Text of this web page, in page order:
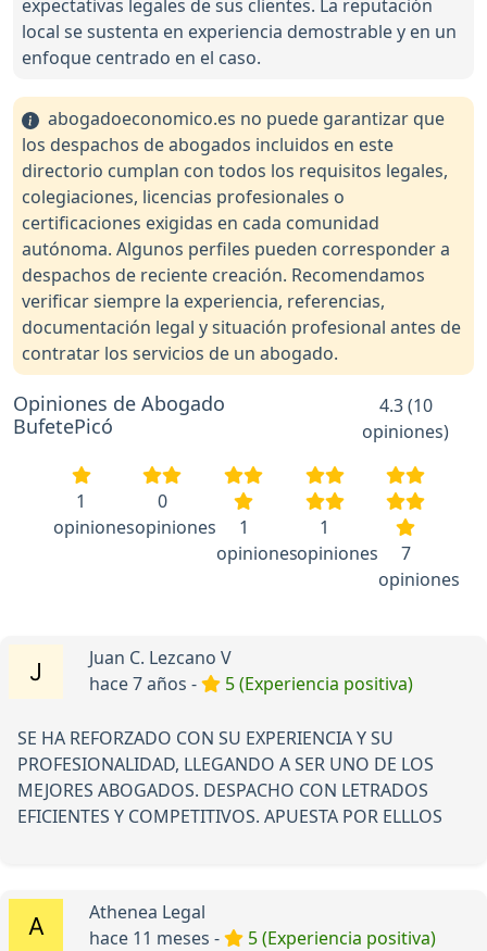
expectativas legales de sus clientes. La reputación
local se sustenta en experiencia demostrable y en un
enfoque centrado en el caso.
abogadoeconomico.es no puede garantizar que
los despachos de abogados incluidos en este
directorio cumplan con todos los requisitos legales,
colegiaciones, licencias profesionales o
certificaciones exigidas en cada comunidad
autónoma. Algunos perfiles pueden corresponder a
despachos de reciente creación. Recomendamos
verificar siempre la experiencia, referencias,
documentación legal y situación profesional antes de
contratar los servicios de un abogado.
Opiniones de Abogado
BufetePicó
4.3 (10
opiniones)
1
opiniones
0
opiniones
1
opiniones
1
opiniones
7
opiniones
Juan C. Lezcano V
hace 7 años -
5 (Experiencia positiva)
SE HA REFORZADO CON SU EXPERIENCIA Y SU
PROFESIONALIDAD, LLEGANDO A SER UNO DE LOS
MEJORES ABOGADOS. DESPACHO CON LETRADOS
EFICIENTES Y COMPETITIVOS. APUESTA POR ELLLOS
Athenea Legal
hace 11 meses -
5 (Experiencia positiva)